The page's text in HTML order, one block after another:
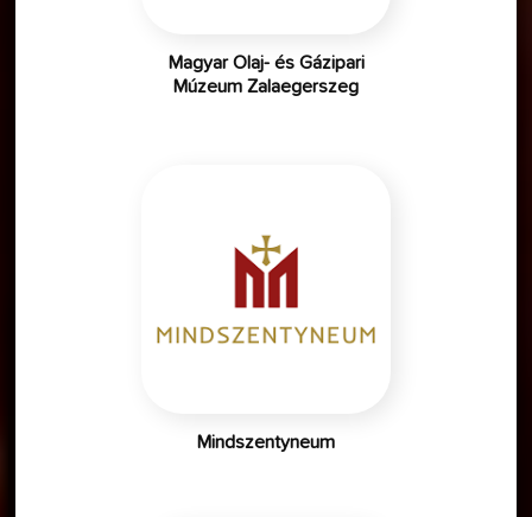
Magyar Olaj- és Gázipari
Múzeum Zalaegerszeg
Mindszentyneum